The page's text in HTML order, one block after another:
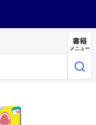
書籍
メニュー